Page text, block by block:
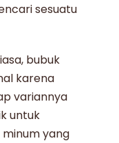
sesuatu
bubuk
karena
variannya
untuk
yang